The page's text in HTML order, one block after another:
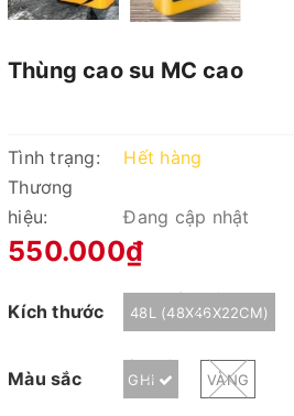
Thùng cao su MC cao
Tình trạng:
Hết hàng
Thương
hiệu:
Đang cập nhật
550.000₫
Kích thước 48L (48X46X22CM)
Màu sắc GHI VÀNG